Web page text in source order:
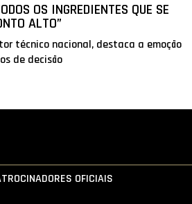
OS INGREDIENTES QUE SE
ALTO”
técnico nacional, destaca a emoção
de decisão
OFICIAIS